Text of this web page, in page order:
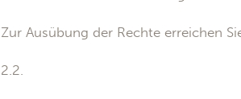
Zur Ausübung der Rechte erreichen
2.2.